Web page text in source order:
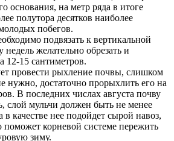
основания, на метр ряда в итоге
полутора десятков наиболее
побегов.
подвязать к вертикальной
недель желательно обрезать и
12-15 сантиметров.
провести рыхление почвы, слишком
нужно, достаточно прорыхлить его на
В последних числах августа почву
слой мульчи должен быть не менее
в качестве нее подойдет сырой навоз,
поможет корневой системе пережить
зиму.